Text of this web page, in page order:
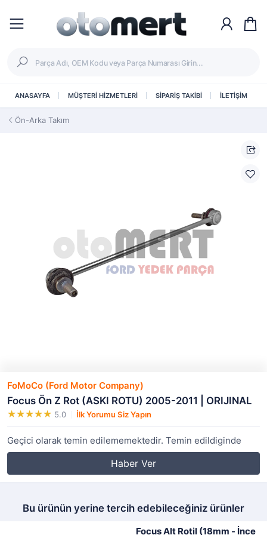
ANASAYFA MÜŞTERİ HİZMETLERİ SİPARİŞ TAKİBİ İLETİŞİM
Ön-Arka Takım
FoMoCo (Ford Motor Company)
Focus Ön Z Rot (ASKI ROTU) 2005-2011 | ORIJINAL
5.0 İlk Yorumu Siz Yapın
Geçici olarak temin edilememektedir. Temin edildiginde
Haber Ver
Bu ürünün yerine tercih edebileceğiniz ürünler
Focus Alt Rotil (18mm - İnce